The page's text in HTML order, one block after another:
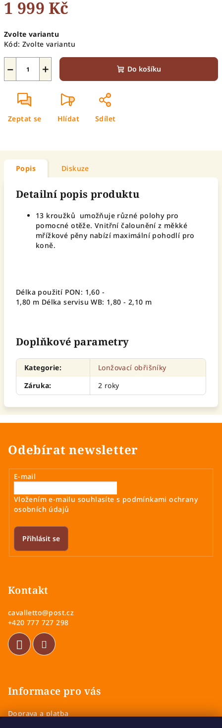
1 999 Kč
cena:
Zvolte variantu
Kód: Zvolte variantu
+
− Do košíku
Zeptat se Hlídat Sdílet
Popis Diskuze
Detailní popis produktu
13 kroužků umožňuje různé polohy pro
pomocné otěže. Vnitřní čalounění z měkké
mřížkové pěny nabízí maximální pohodlí pro
koně.
Délka použití PON: 1,60 -
1,80 m Délka servisu WB: 1,80 - 2,10 m
Doplňkové parametry
Kategorie:
Lonžovací obřišníky
Záruka: 2 roky
Odebírat newsletter
E-mail
Vložením e-mailu souhlasíte s podmínkami ochrany
osobních údajů
Přihlásit se
Kontakt
cavalletto@post.cz
+420 777 727 298
Informace pro vás
Doprava a platba